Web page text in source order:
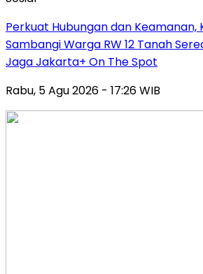
Perkuat Hubungan dan
Sambangi Warga RW 12 Tanah
Jaga Jakarta+ On The Spot
Rabu, 5 Agu 2026 - 17:26 WIB